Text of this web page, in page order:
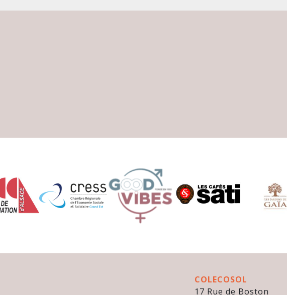
COLECOSOL
17 Rue de Boston